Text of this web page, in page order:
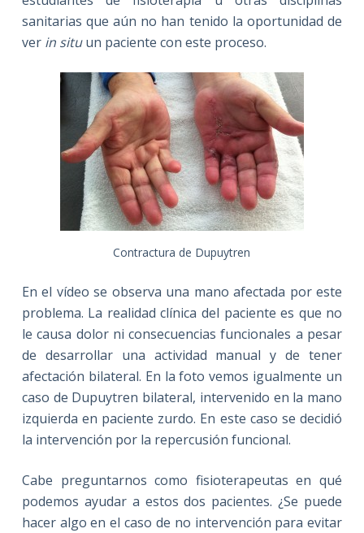
sanitarias que aún no han tenido la oportunidad de
ver in situun paciente con este proceso.
Contractura de Dupuytren
En el vídeo se observa una mano afectada por este
problema. La realidad clínica del paciente es que no
le causa dolor ni consecuencias funcionales a pesar
de desarrollar una actividad manual y de tener
afectación bilateral. En la foto vemos igualmente un
caso de Dupuytren bilateral, intervenido en la mano
izquierda en paciente zurdo. En este caso se decidió
la intervención por la repercusión funcional.
Cabe preguntarnos como fisioterapeutas en qué
podemos ayudar a estos dos pacientes. ¿Se puede
hacer algo en el caso de no intervención para evitar